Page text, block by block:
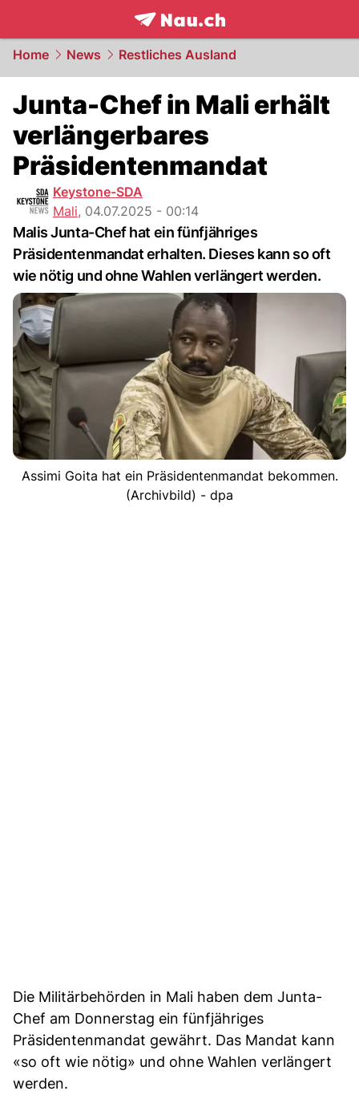
frontpage.NAU.ch
Home News Restliches Ausland
Junta-Chef in Mali erhält
verlängerbares
Präsidentenmandat
Keystone-SDA
Mali, 04.07.2025 - 00:14
Malis Junta-Chef hat ein fünfjähriges
Präsidentenmandat erhalten. Dieses kann so oft
wie nötig und ohne Wahlen verlängert werden.
Assimi Goita hat ein Präsidentenmandat bekommen.
(Archivbild) - dpa
Die Militärbehörden in Mali haben dem Junta-
Chef am Donnerstag ein fünfjähriges
Präsidentenmandat gewährt. Das Mandat kann
«so oft wie nötig» und ohne Wahlen verlängert
werden.